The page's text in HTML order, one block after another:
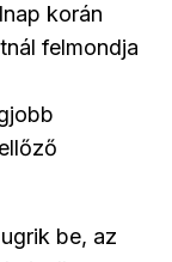
korán
felmondja
be, az